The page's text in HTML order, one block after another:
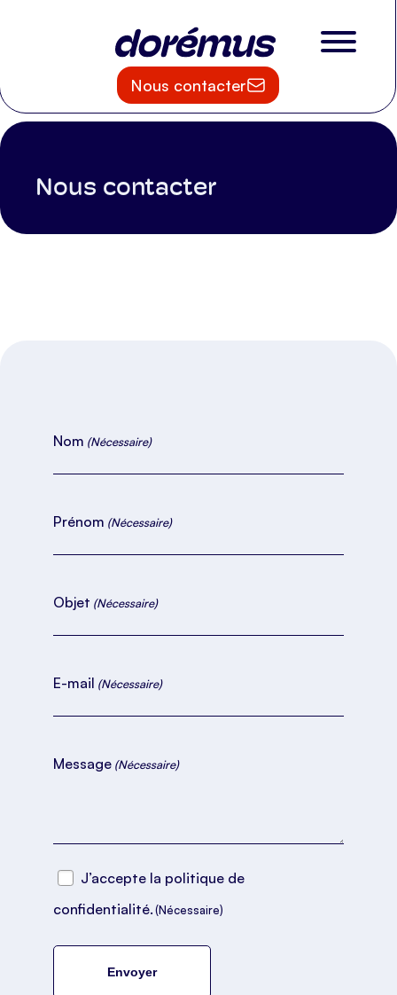
Nous contacter
Nous contacter
Nom (Nécessaire)
Prénom (Nécessaire)
Objet (Nécessaire)
E-mail (Nécessaire)
Message (Nécessaire)
(Nécessaire)
J’accepte la politique de
confidentialité.(Nécessaire)
CAPTCHA